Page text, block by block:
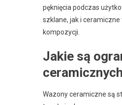
pęknięcia podczas
szklane, jak i
kompozycji.
Jakie są
Wazony ceramiczne są